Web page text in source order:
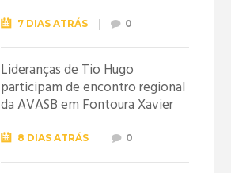
7 DIAS ATRÁS 0
Lideranças de Tio Hugo
participam de encontro regional
da AVASB em Fontoura Xavier
8 DIAS ATRÁS 0